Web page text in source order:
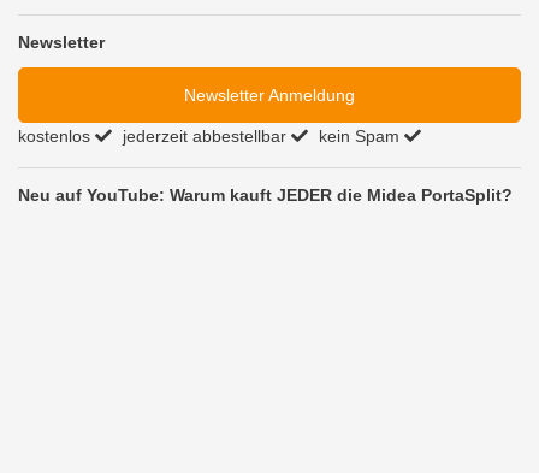
Newsletter
Newsletter Anmeldung
kostenlos jederzeit abbestellbar kein Spam
Neu auf YouTube: Warum kauft JEDER die Midea PortaSplit?